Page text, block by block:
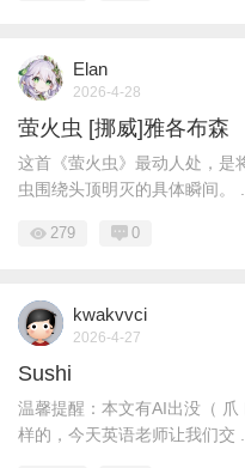
Elan
2026-4-28
萤火虫 [挪威]雅各布森
这首《萤火虫》最动人处，是
虫围绕头顶明灭的具体瞬间。
279 0
kwakvvci
2026-4-27
Sushi
温馨提醒：本文有AI出没（
样的，今天英语老师让我们交